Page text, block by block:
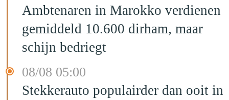
Ambtenaren in Marokko verdienen
gemiddeld 10.600 dirham, maar
schijn bedriegt
08/08 05:00
Stekkerauto populairder dan ooit in